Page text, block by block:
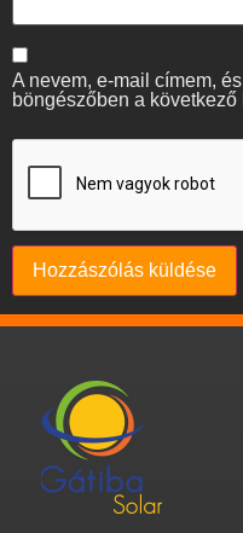
A nevem, e-mail címem,
böngészőben a